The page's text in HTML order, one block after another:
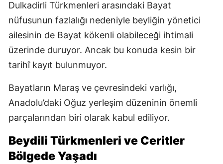
Dulkadirli Türkmenleri arasındaki Bayat
nüfusunun fazlalığı nedeniyle beyliğin yönetici
ailesinin de Bayat kökenli olabileceği ihtimali
üzerinde duruyor. Ancak bu konuda kesin bir
tarihî kayıt bulunmuyor.
Bayatların Maraş ve çevresindeki varlığı,
Anadolu’daki Oğuz yerleşim düzeninin önemli
parçalarından biri olarak kabul ediliyor.
Beydili Türkmenleri ve Ceritler
Bölgede Yaşadı